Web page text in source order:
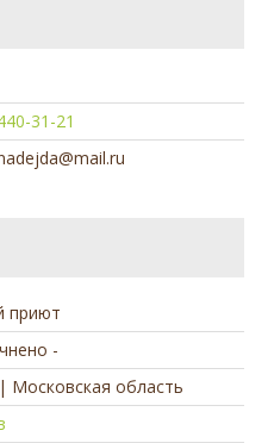
31-21
приют
-
Московская область